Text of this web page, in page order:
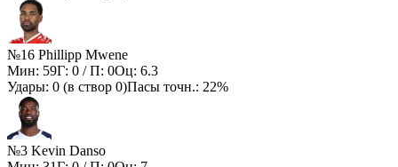
№16 Phillipp Mwene
Мин: 59Г: 0 / П: 0Оц: 6.3
Удары: 0 (в створ 0)Пасы точн.: 22%
№3 Kevin Danso